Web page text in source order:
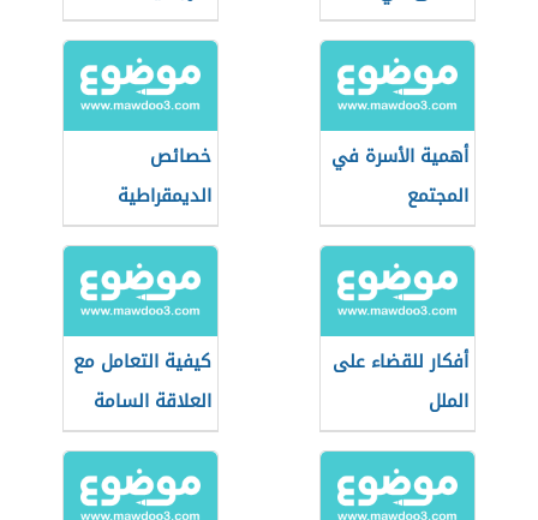
السعودية
أهمية الأسرة في
المجتمع
خصائص
الديمقراطية
أفكار للقضاء على
الملل
كيفية التعامل مع
العلاقة السامة